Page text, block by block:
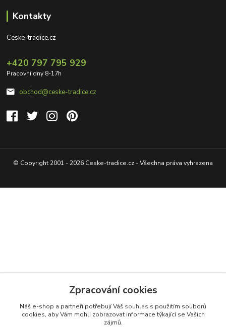
Kontakty
Ceske-tradice.cz
+420 797 795 929
Pracovní dny 8-17h
obchod@ceske-tradice.cz
© Copyright 2001 - 2026 Ceske-tradice.cz - Všechna práva vyhrazena
Zpracování cookies
Náš e-shop a partneři potřebují Váš souhlas s použitím souborů
cookies, aby Vám mohli zobrazovat informace týkající se Vašich
zájmů.